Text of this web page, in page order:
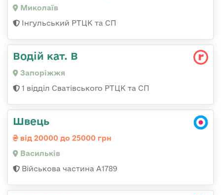
Миколаїв
Інгульський РТЦК та СП
Водій кат. В
Запоріжжя
1 відділ Сватівського РТЦК та СП
Швець
від 20000 до 25000 грн
Васильків
Військова частина А1789